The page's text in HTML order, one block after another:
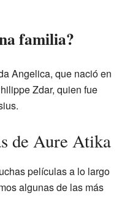
familia?
Angelica, que nació en
Zdar, quien fue
de Aure Atika
películas a lo largo
algunas de las más